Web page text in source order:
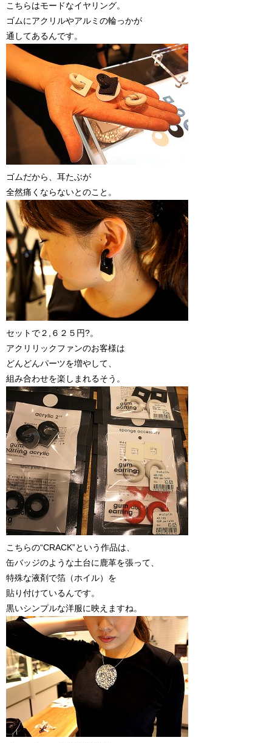
こちらはモードなイヤリング。
ゴムにアクリルやアルミの輪っかが
通してあるんです。
ゴムだから、耳たぶが
全然痛くならないとのこと。
セットで２,６２５円?。
アクリリックファンのお客様は
どんどんパーツを増やして、
組み合わせを楽しまれるそう。
こちらの“CRACK”という作品は、
缶バッジのような土台に鹿革を張って、
特殊な液剤で箔（ホイル）を
貼り付けているんです。
黒いシンプルな洋服に映えますね。